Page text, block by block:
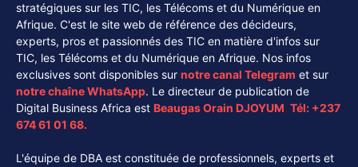
stratégiques sur les TIC, les Télécoms et du Numérique en
Afrique. C'est le site web de référence des décideurs,
experts, pros et passionnés des TIC en matière d'infos sur
TIC, les Télécoms et du Numérique en Afrique. Nos infos
exclusives sont disponibles sur notre canal Telegram et sur
notre chaîneWhatsApp. Le directeur de publication de
Digital Business Africa est Beaugas Orain DJOYUM. Tél: +237
674 61 01 68.
L'équipe de DBA est constituée de professionnels, experts et